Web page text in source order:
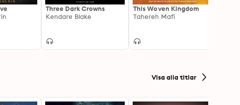
Three Dark Crowns
Kendare Blake
This Woven Kingdom
Tahereh Mafi
Visa alla titlar